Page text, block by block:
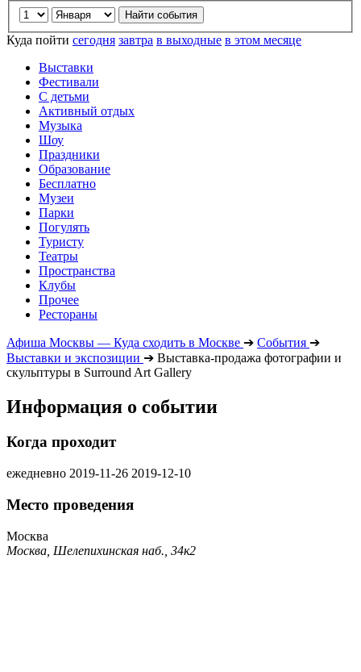
Куда пойти сегодня завтра в выходные в этом месяце
Выставки
Фестивали
С детьми
Активный отдых
Музыка
Шоу
Праздники
Образование
Бесплатно
Музеи
Парки
Погулять
Туристу
Театры
Пространства
Клубы
Прочее
Рестораны
Афиша Москвы — Куда сходить в Москве ➔ События ➔
Выставки и экспозиции ➔ Выставка-продажа фотографии и
скульптуры в Surround Art Gallery
Информация о событии
Когда проходит
ежедневно 2019-11-26 2019-12-10
Место проведения
Москва
Москва, Шелепихинская наб., 34к2